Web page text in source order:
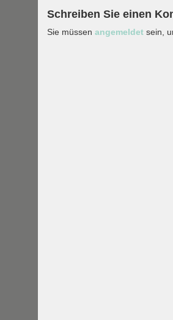
Schreiben Sie einen
Sie müssen angemeldetsein,